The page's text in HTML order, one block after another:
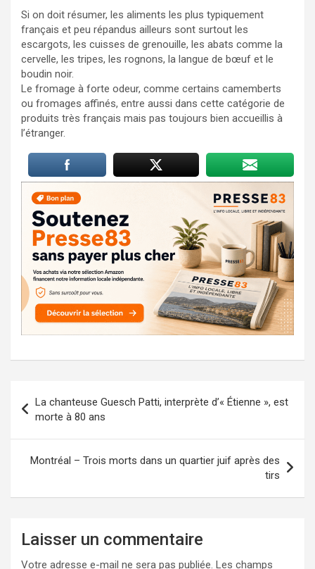
Si on doit résumer, les aliments les plus typiquement
français et peu répandus ailleurs sont surtout les
escargots, les cuisses de grenouille, les abats comme la
cervelle, les tripes, les rognons, la langue de bœuf et le
boudin noir.
Le fromage à forte odeur, comme certains camemberts
ou fromages affinés, entre aussi dans cette catégorie de
produits très français mais pas toujours bien accueillis à
l’étranger.
de
l’article
La chanteuse Guesch Patti, interprète d’« Étienne », est
morte à 80 ans
Montréal – Trois morts dans un quartier juif après des
tirs
Laisser un commentaire
Votre adresse e-mail ne sera pas publiée. Les champs